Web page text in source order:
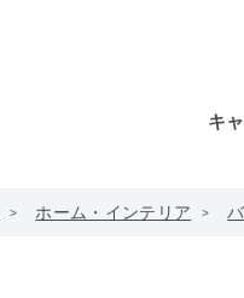
キ
ホーム・インテリア